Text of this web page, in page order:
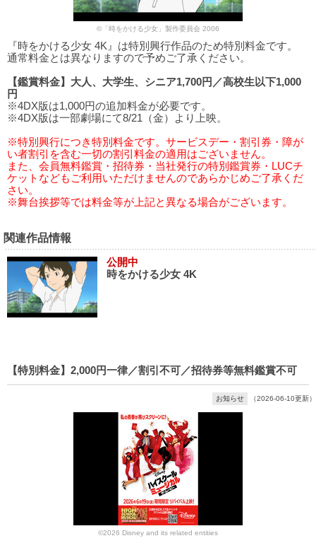
©「時をかける少女」製作委員会 2006
『時をかける少女 4K』は特別興行作品のため特別料金です。
通常料金とは異なりますので予めご了承ください。
【鑑賞料金】大人、大学生、シニア1,700円／高校生以下1,000
円
※4DX版は1,000円の追加料金が必要です。
※4DX版は一部劇場にて8/21（金）より上映。
※特別興行につき特別料金です。サービスデー・割引券・障が
い者割引を含む一切の割引料金の適用はございません。
また、会員無料鑑賞・招待券・当社発行の特別鑑賞券・LUCチ
ケットなどもご利用いただけませんのであらかじめご了承くだ
さい。
※舞台挨拶等では料金等が上記と異なる場合がございます。
関連作品情報
公開中
時をかける少女 4K
【特別料金】2,000円一律／割引不可／招待券等無料鑑賞不可
お知らせ （2026-06-10更新）
©2026 Disney and its related entities